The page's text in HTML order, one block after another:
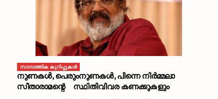
സാമ്പത്തിക കുറിപ്പുകള്‍
നുണകൾ, പെരുംനുണകൾ, പിന്നെ നിർമ്മലാ
സീതാരാമന്റെ സ്ഥിതിവിവര കണക്കുകളും